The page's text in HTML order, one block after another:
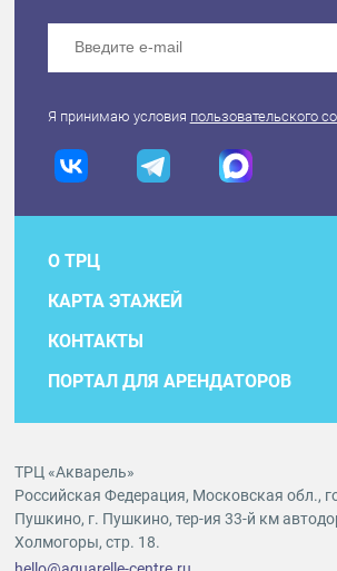
Я принимаю условия пользовательского
О ТРЦ
КАРТА ЭТАЖЕЙ
КОНТАКТЫ
ПОРТАЛ ДЛЯ АРЕНДАТОРОВ
ТРЦ «Акварель»
Российская Федерация, Московская обл.,
Пушкино, г. Пушкино, тер-ия 33-й км
Холмогоры, стр. 18.